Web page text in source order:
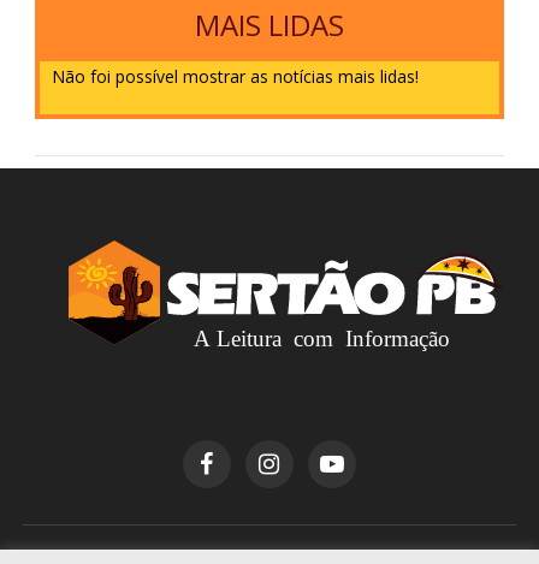
MAIS LIDAS
Não foi possível mostrar as notícias mais lidas!